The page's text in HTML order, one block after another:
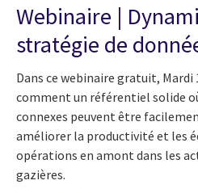
Webinaire |
stratégie de
Dans ce webinaire gratuit, Mardi
comment un référentiel solide
connexes peuvent être
améliorer la productivité et les
opérations en amont dans les
gazières.